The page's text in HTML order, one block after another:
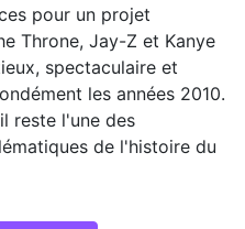
pour un projet
Throne, Jay-Z et Kanye
spectaculaire et
les années 2010.
reste l'une des
de l'histoire du